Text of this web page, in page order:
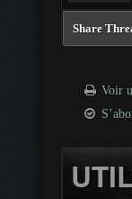
Share
Voir